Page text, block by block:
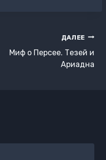
ДАЛЕЕ
Миф о Персее. Тезей и
Ариадна